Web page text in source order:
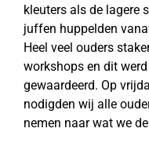
kleuters als de lagere
juffen huppelden
Heel veel ouders
workshops en dit
gewaardeerd. Op
nodigden wij alle
nemen naar wat we